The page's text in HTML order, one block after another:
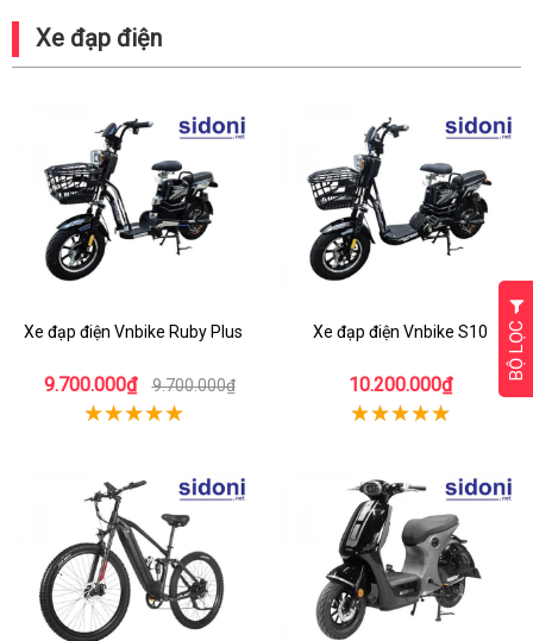
Xe đạp điện
Xe đạp điện Vnbike Ruby Plus
9.700.000₫ 9.700.000₫
Xe đạp điện Vnbike S10
10.200.000₫
BỘ LỌC